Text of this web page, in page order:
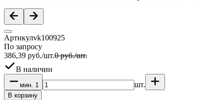
Артикулvk100925
По запросу
386,39 руб./шт.0 руб./шт.
В наличии
мин. 1 шт.
В корзину